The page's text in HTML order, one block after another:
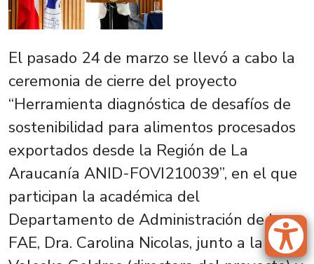
El pasado 24 de marzo se llevó a cabo la
ceremonia de cierre del proyecto
“Herramienta diagnóstica de desafíos de
sostenibilidad para alimentos procesados
exportados desde la Región de La
Araucanía ANID-FOVI210039”, en el que
participan la académica del
Departamento de Administración de la
FAE, Dra. Carolina Nicolas, junto a la Dra.